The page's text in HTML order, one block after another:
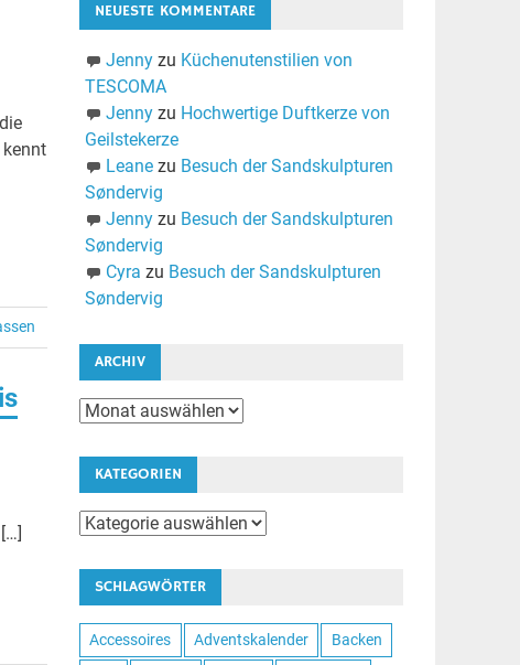
kennt
NEUESTE KOMMENTARE
Jennyzu Küchenutenstilien von
TESCOMA
Jennyzu Hochwertige Duftkerze von
Geilstekerze
Leanezu Besuch der Sandskulpturen
Søndervig
Jennyzu Besuch der Sandskulpturen
Søndervig
Cyra zu Besuch der Sandskulpturen
Søndervig
ARCHIV
Archiv
KATEGORIEN
Kategorien
SCHLAGWÖRTER
Accessoires Adventskalender Backen